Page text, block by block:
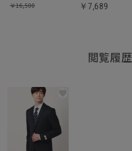
￥16,500 ￥ 7,689
閲覧履歴